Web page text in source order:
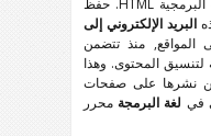
كمستند نصي يحتوي على التعليمات البرمجية HTML. حفظ
البريد الإلكتروني إلى
المواقع, منذ تتضمن
لتنسيق المحتوى. وهذا
نشرها على صفحات
في لغة البرمجة محرر